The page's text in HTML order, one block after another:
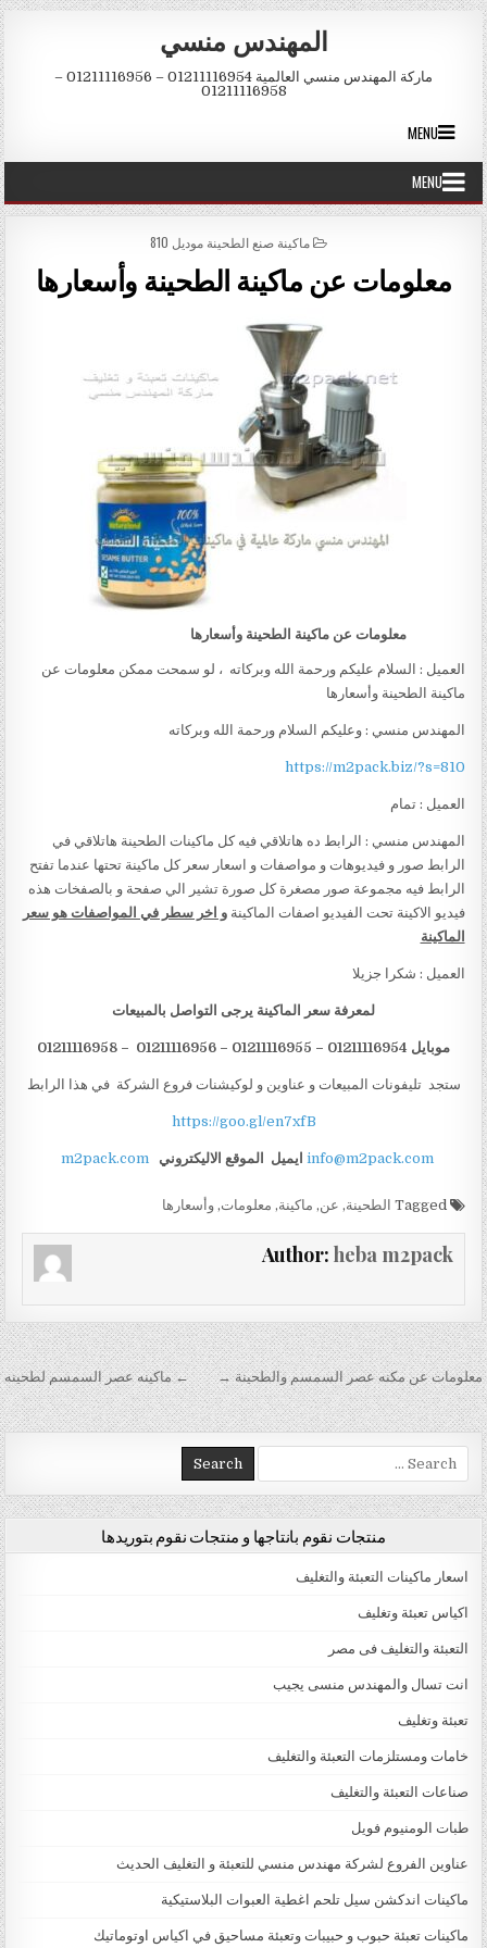
Skip to content
المهندس منسي
ماركة المهندس منسي العالمية 01211116954 – 01211116956 –
01211116958
MENU
MENU
POSTED IN
ماكينة صنع الطحينة موديل 810
معلومات عن ماكينة الطحينة وأسعارها
معلومات عن ماكينة الطحينة وأسعارها
العميل : السلام عليكم ورحمة الله وبركاته ، لو سمحت ممكن معلومات عن
ماكينة الطحينة وأسعارها
المهندس منسي : وعليكم السلام ورحمة الله وبركاته
https://m2pack.biz/?s=810
العميل : تمام
المهندس منسي : الرابط ده هاتلاقي فيه كل ماكينات الطحينة هاتلاقي في
الرابط صور و فيديوهات و مواصفات و اسعار سعر كل ماكينة تحتها عندما تفتح
الرابط فيه مجموعة صور مصغرة كل صورة تشير الي صفحة و بالصفخات هذه
فيديو الاكينة تحت الفيديو اصفات الماكينةو اخر سطر في المواصفات هو سعر
الماكينة
العميل : شكرا جزيلا
لمعرفة سعر الماكينة يرجى التواصل بالمبيعات
موبايل 01211116954 – 01211116955 – 01211116956 – 01211116958
ستجد تليفونات المبيعات و عناوين و لوكيشنات فروع الشركة في هذا الرابط
https://goo.gl/en7xfB
info@m2pack.com ايميل الموقع الاليكتروني m2pack.com
Tagged الطحينة, عن, ماكينة, معلومات,وأسعارها
Author: heba m2pack
تصفّح المقالات ← ماكينه عصر السمسم لطحينه معلومات عن مكنه عصر السمسم والطحينة →
Search for:
منتجات نقوم بانتاجها و منتجات نقوم بتوريدها
اسعار ماكينات التعبئة والتغليف
اكياس تعبئة وتغليف
التعبئة والتغليف فى مصر
انت تسال والمهندس منسى يجيب
تعبئة وتغليف
خامات ومستلزمات التعبئة والتغليف
صناعات التعبئة والتغليف
طبات الومنيوم فويل
عناوين الفروع لشركة مهندس منسي للتعبئة و التغليف الحديث
ماكينات اندكشن سيل تلحم اغطية العبوات البلاستيكية
ماكينات تعبئة حبوب و حبيبات وتعبئة مساحيق في اكياس اوتوماتيك